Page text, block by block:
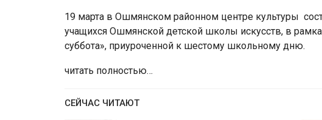
19 марта в Ошмянском районном центре культуры
учащихся Ошмянской детской школы искусств, в
суббота», приуроченной к шестому школьному дню.
читать полностью…
СЕЙЧАС ЧИТАЮТ